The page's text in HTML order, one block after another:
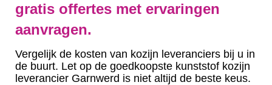
gratis offertes met ervaringen
aanvragen.
Vergelijk de kosten van kozijn leveranciers bij u in
de buurt. Let op de goedkoopste kunststof kozijn
leverancier Garnwerd is niet altijd de beste keus.